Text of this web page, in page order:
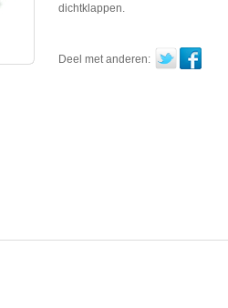
dichtklappen.
Deel met anderen: